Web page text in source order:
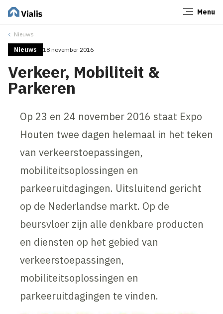
Menu
Nieuws
Nieuws 18 november 2016
Verkeer, Mobiliteit &
Parkeren
Op 23 en 24 november 2016 staat Expo
Houten twee dagen helemaal in het teken
van verkeerstoepassingen,
mobiliteitsoplossingen en
parkeeruitdagingen. Uitsluitend gericht
op de Nederlandse markt. Op de
beursvloer zijn alle denkbare producten
en diensten op het gebied van
verkeerstoepassingen,
mobiliteitsoplossingen en
parkeeruitdagingen te vinden.
Sluiten